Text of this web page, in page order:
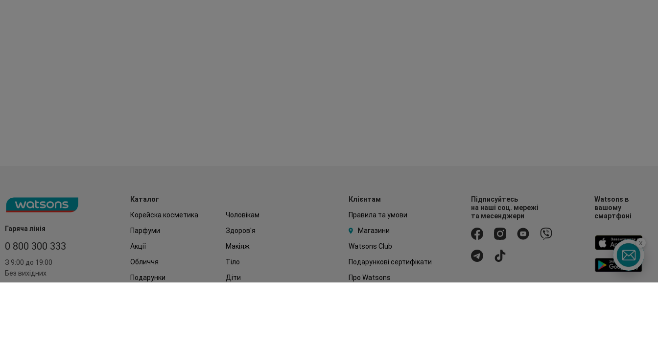
Гаряча лінія
0 800 300 333
З 9:00 до 19:00
Без вихідних
Каталог
Корейска косметика
Чоловікам
Парфуми
Здоров'я
Акції
Макіяж
Обличчя
Тіло
Подарунки
Діти
Клієнтам
Правила та умови
Магазини
Watsons Club
Подарункові сертифікати
Про Watsons
Підписуйтесь
на наші соц. мережі
та месенджери
Watsons в
вашому
смартфоні
x